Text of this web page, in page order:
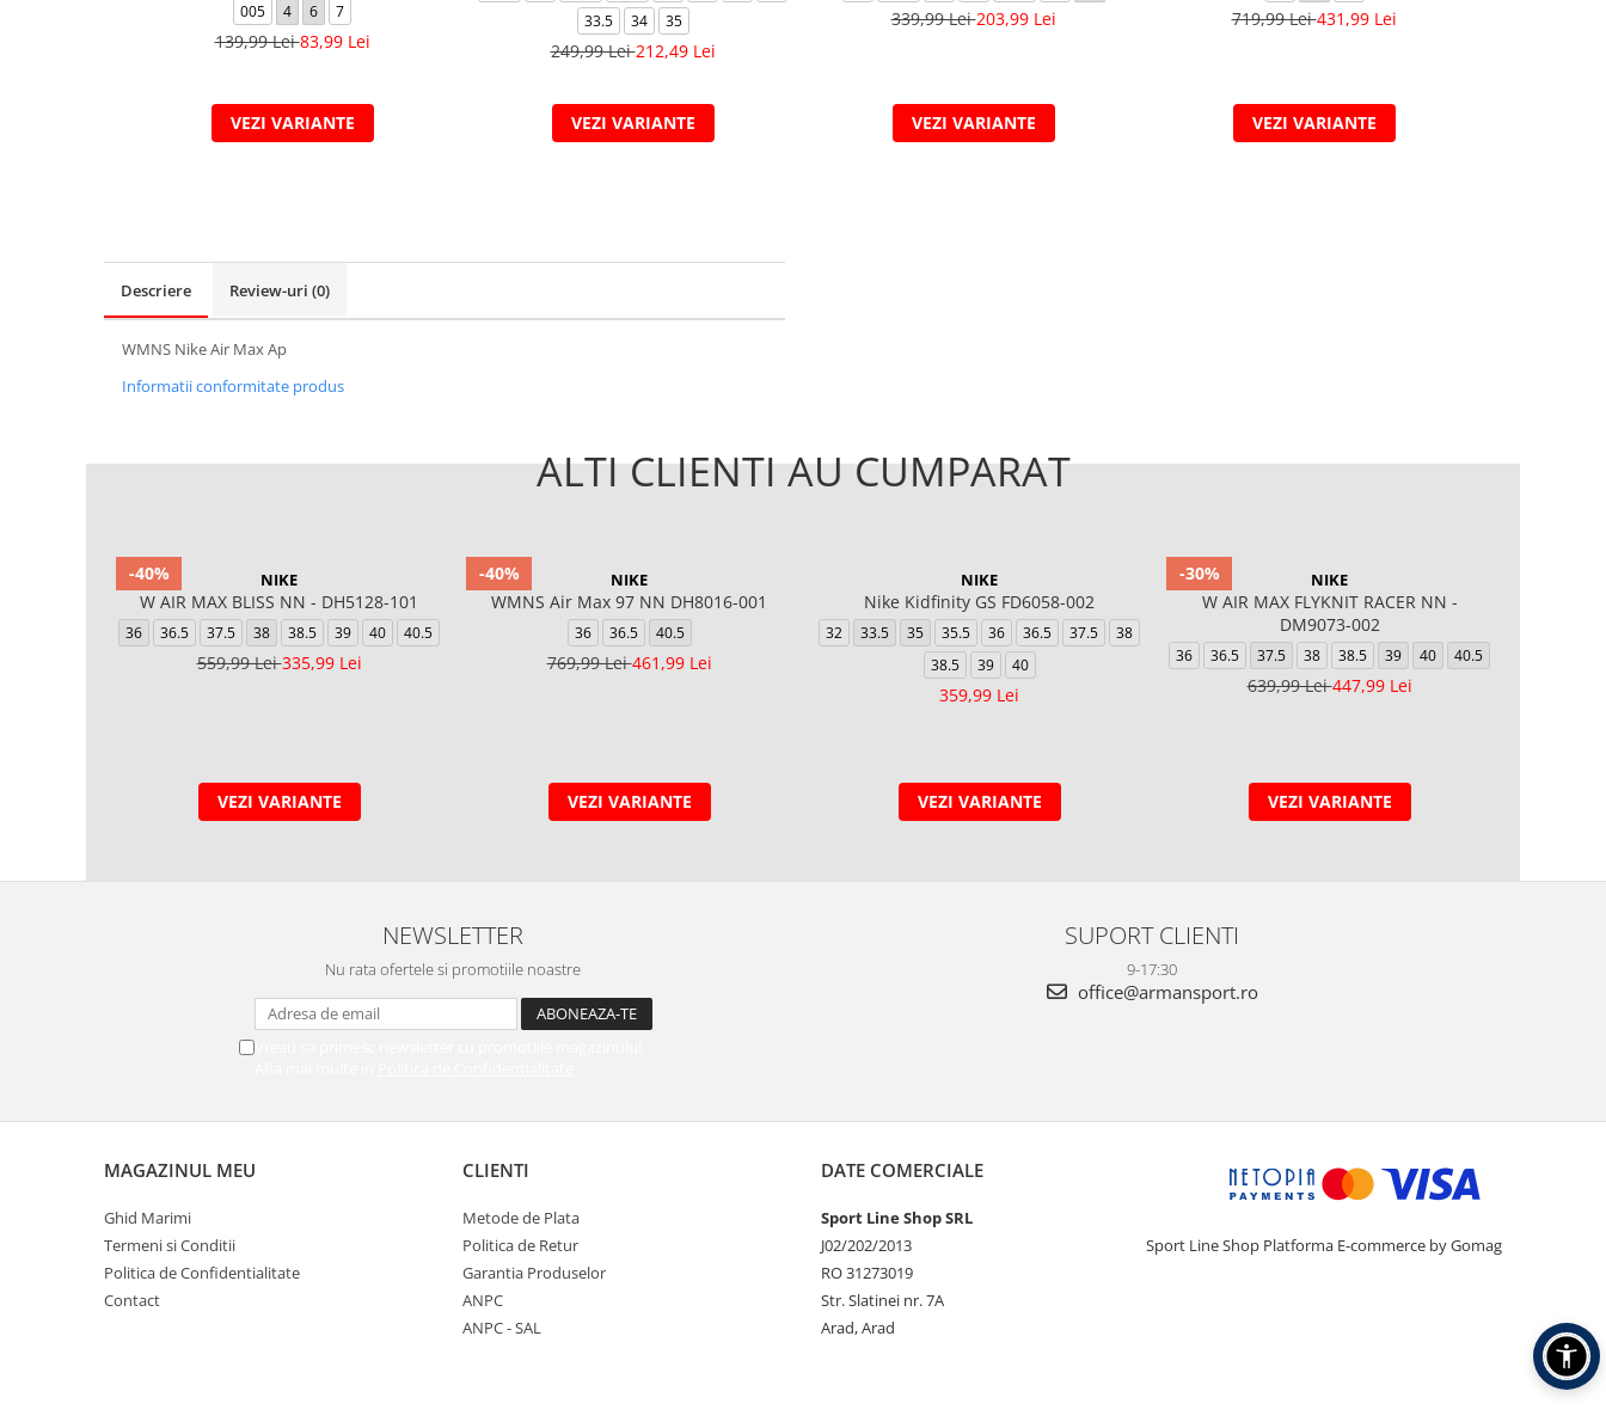
005 4 6 7
139,99 Lei83,99 Lei
VEZI VARIANTE
33.5
34 35
249,99 Lei212,49 Lei
VEZI VARIANTE
339,99 Lei203,99 Lei
VEZI VARIANTE
719,99 Lei431,99 Lei
VEZI VARIANTE
Descriere Review-uri (0)
WMNS Nike Air Max Ap
Informatii conformitate produs
ALTI CLIENTI AU CUMPARAT
-40% NIKE
W AIR MAX BLISS NN - DH5128-101
36 36.5 37.5 38 38.5 39 40 40.5
559,99 Lei335,99 Lei
VEZI VARIANTE
-40% NIKE
WMNS Air Max 97 NN DH8016-001
36 36.5 40.5
769,99 Lei461,99 Lei
VEZI VARIANTE
NIKE
Nike Kidfinity GS FD6058-002
32 33.5 35 35.5 36 36.5 37.5
38
38.5
39 40
359,99 Lei
VEZI VARIANTE
-30% NIKE
W AIR MAX FLYKNIT RACER NN -
DM9073-002
36 36.5 37.5 38 38.5 39 40 40.5
639,99 Lei447,99 Lei
VEZI VARIANTE
NEWSLETTER
Nu rata ofertele si promotiile noastre
Vreau sa primesc newsletter cu promotiile magazinului.
SUPORT CLIENTI
9-17:30
office@armansport.ro
MAGAZINUL MEU
Ghid Marimi
Termeni si Conditii
Politica de Confidentialitate
Contact
CLIENTI
Metode de Plata
Politica de Retur
Garantia Produselor
ANPC
ANPC - SAL
DATE COMERCIALE
Sport Line Shop SRL
J02/202/2013
RO 31273019
Str. Slatinei nr. 7A
Arad, Arad
Sport Line Shop Platforma E-commerce by Gomag